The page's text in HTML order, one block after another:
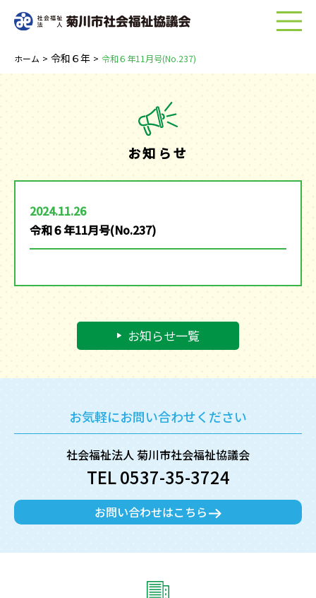
ホーム > 令和６年 > 令和６年11月号(No.237)
お知らせ
2024.11.26
令和６年11月号(No.237)
お知らせ一覧
お気軽にお問い合わせください
社会福祉法人 菊川市社会福祉協議会
TEL 0537-35-3724
お問い合わせはこちら